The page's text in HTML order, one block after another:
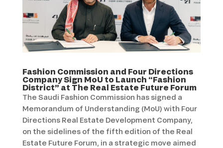
Fashion Commission and Four Directions
Company Sign MoU to Launch “Fashion
District” at The Real Estate Future Forum
The Saudi Fashion Commission has signed a
Memorandum of Understanding (MoU) with Four
Directions Real Estate Development Company,
on the sidelines of the fifth edition of the Real
Estate Future Forum, in a strategic move aimed